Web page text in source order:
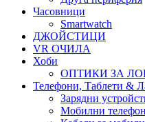
Часовници
Smartwatch
ДЖОЙСТИЦИ
VR ОЧИЛА
Хоби
ОПТИКИ ЗА
Телефони, Таблети &
Зарядни
Мобилни